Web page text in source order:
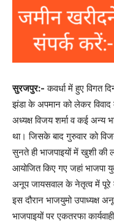
सुरजपुर:- कवर्धा में हुए विगत
झंडा के अपमान को लेकर विवाद
अध्यक्ष विजय शर्मा व कई अन्य
था। जिसके बाद गुरुवार को
सुनते ही भाजपाइयों में खुशी
आयोजित किए गए जहां भाजपा
अनूप जायसवाल के नेतृत्व में पूरे
इस दौरान भाजयुमो उपाध्यक्ष
भाजपाइयों पर एकतरफा